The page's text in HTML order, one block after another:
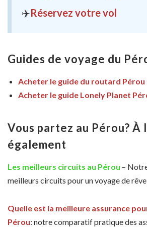
✈️Réservez votre vol
Guides de voyage du
Acheter le guide du routard
Acheter le guide Lonely Planet
Vous partez au Pérou? À
également
Les meilleurs circuits au Pérou –
meilleurs circuits pour un voyage de
Quelle est la meilleure assurance
Pérou: notre comparatif pratique des